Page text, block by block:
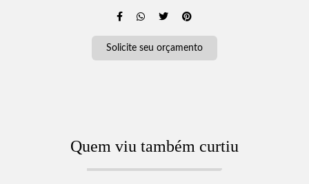
Solicite seu orçamento
Quem viu também curtiu